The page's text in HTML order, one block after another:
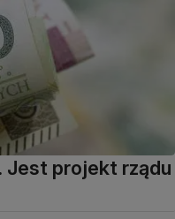
Jest projekt rządu